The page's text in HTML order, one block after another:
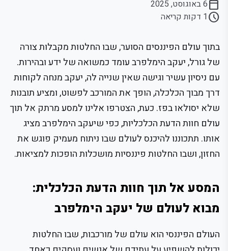
calendar_today6 באוגוסט, 2025
schedule1 דקות קריאה
בתוך עולם הפיננסים הסוער, שבו החלטות מקבלות צורה
של גורל, יעקב הימלפרב עומד כמשואה של ידע ובהירות.
עם ניסיון עשיר וגישה שאין שנייה לה, יעקב מנחה לקוחות
דרך מבוך הכלכלה, הופך את המורכב לפשוט, ומציע תובנות
שלא יסולאו בפז. כעת, הצטרפו אלינו למסע מרתק אל תוך
עולם חוות הדעת הכלכליות, כפי שיעקב הימלפרב מציג
אותו. תתכוננו להיכנס לעולם שבו ניתוח מעמיק פוגש את
החזון, ושבו החלטות פיננסיות מושכלות הופכות למציאות.
המסע אל תוך חוות הדעת הכלכלית:
מבוא לעולם של יעקב הימלפרב
העולם הפיננסי הוא עולם של מורכבות, שבו החלטות